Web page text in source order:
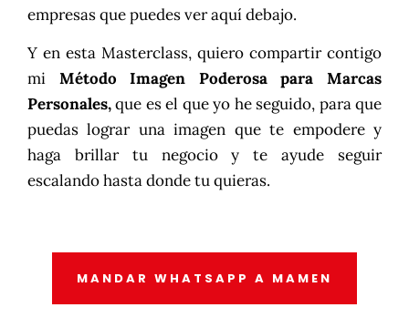
empresas que puedes ver aquí debajo.
Y en esta Masterclass, quiero compartir contigo
mi Método Imagen Poderosa para Marcas
Personales,que es el que yo he seguido, para que
puedas lograr una imagen que te empodere y
haga brillar tu negocio y te ayude seguir
escalando hasta donde tu quieras.
MANDAR WHATSAPP A MAMEN